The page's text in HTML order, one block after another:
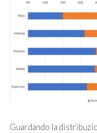
Guardando la